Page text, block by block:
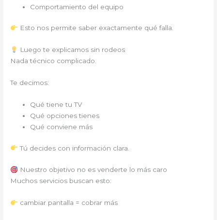
Comportamiento del equipo
Esto nos permite saber exactamente qué falla.
Luego te explicamos sin rodeos
Nada técnico complicado.
Te decimos:
Qué tiene tu TV
Qué opciones tienes
Qué conviene más
Tú decides con información clara.
Nuestro objetivo no es venderte lo más caro
Muchos servicios buscan esto:
cambiar pantalla = cobrar más